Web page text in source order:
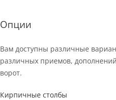
Опции
Вам доступны различные
различных приемов,
ворот.
Кирпичные столбы